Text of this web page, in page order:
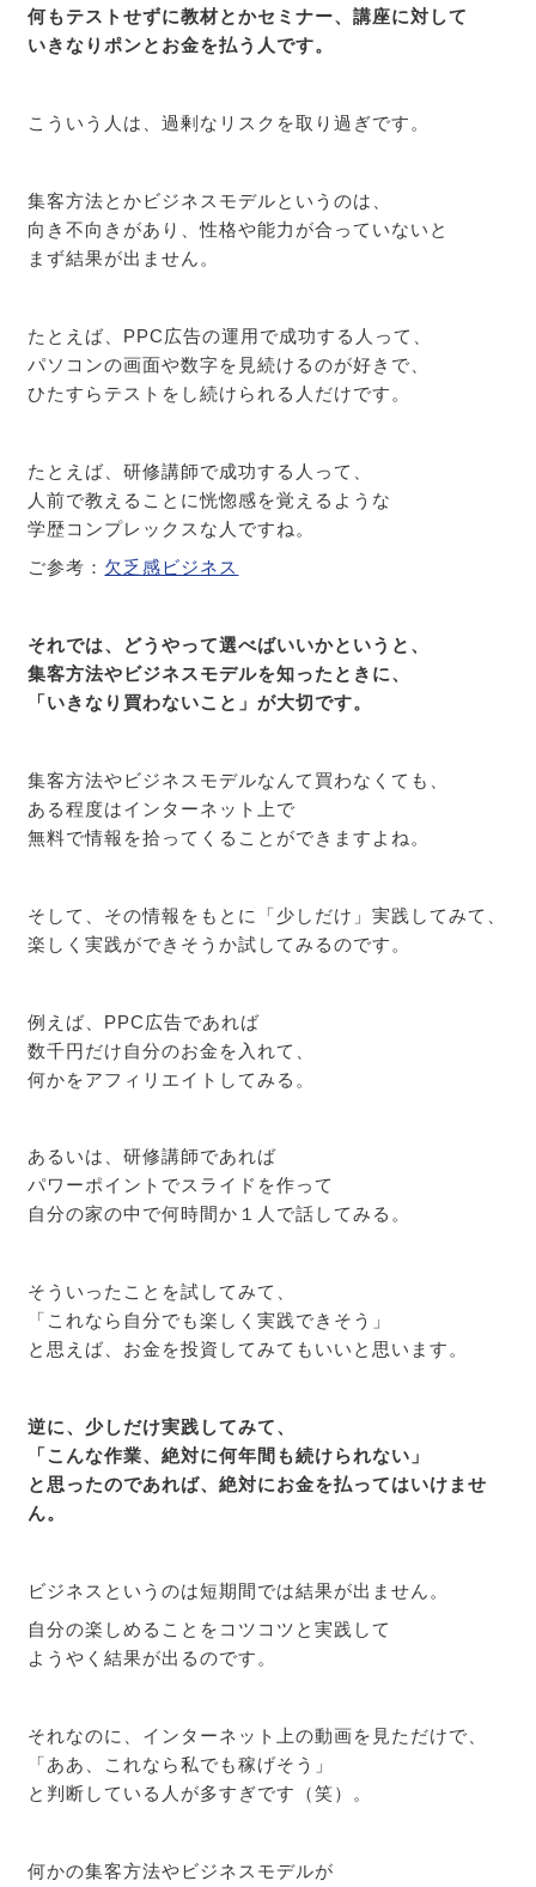
何もテストせずに教材とかセミナー、講座に対して
いきなりポンとお金を払う人です。
こういう人は、過剰なリスクを取り過ぎです。
集客方法とかビジネスモデルというのは、
向き不向きがあり、性格や能力が合っていないと
まず結果が出ません。
たとえば、PPC広告の運用で成功する人って、
パソコンの画面や数字を見続けるのが好きで、
ひたすらテストをし続けられる人だけです。
たとえば、研修講師で成功する人って、
人前で教えることに恍惚感を覚えるような
学歴コンプレックスな人ですね。
ご参考： 欠乏感ビジネス
それでは、どうやって選べばいいかというと、
集客方法やビジネスモデルを知ったときに、
「いきなり買わないこと」が大切です。
集客方法やビジネスモデルなんて買わなくても、
ある程度はインターネット上で
無料で情報を拾ってくることができますよね。
そして、その情報をもとに「少しだけ」実践してみて、
楽しく実践ができそうか試してみるのです。
例えば、PPC広告であれば
数千円だけ自分のお金を入れて、
何かをアフィリエイトしてみる。
あるいは、研修講師であれば
パワーポイントでスライドを作って
自分の家の中で何時間か１人で話してみる。
そういったことを試してみて、
「これなら自分でも楽しく実践できそう」
と思えば、お金を投資してみてもいいと思います。
逆に、少しだけ実践してみて、
「こんな作業、絶対に何年間も続けられない」
と思ったのであれば、絶対にお金を払ってはいけませ
ん。
ビジネスというのは短期間では結果が出ません。
自分の楽しめることをコツコツと実践して
ようやく結果が出るのです。
それなのに、インターネット上の動画を見ただけで、
「ああ、これなら私でも稼げそう」
と判断している人が多すぎです（笑）。
何かの集客方法やビジネスモデルが